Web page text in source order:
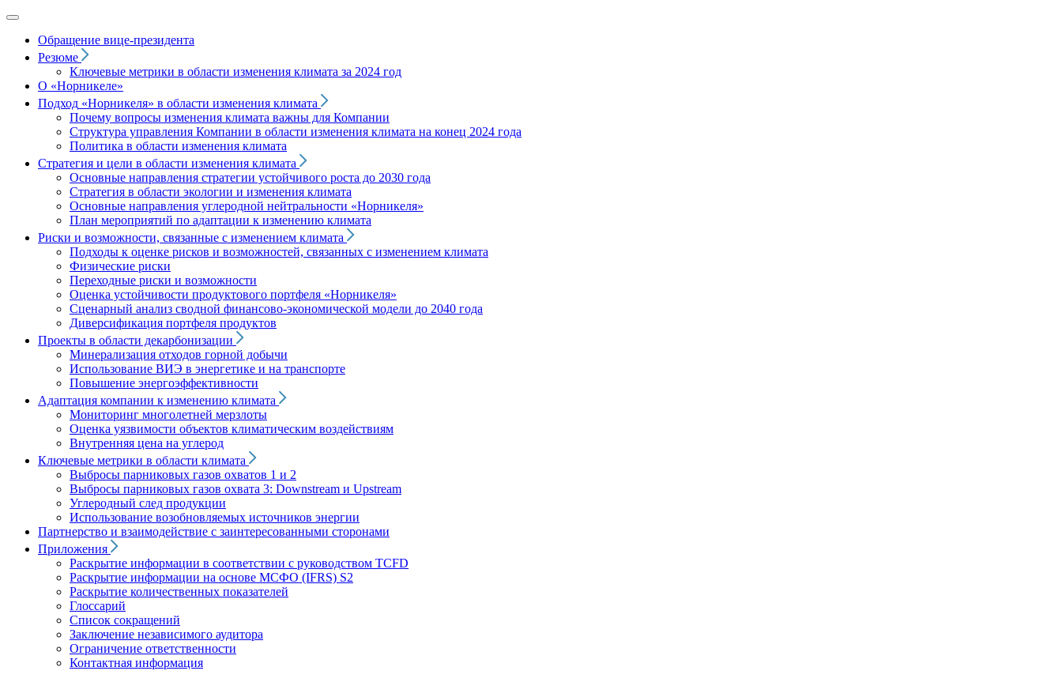
Обращение вице‑президента
Резюме
Ключевые метрики в области изменения климата за 2024 год
О «Норникеле»
Подход «Норникеля» в области изменения климата
Почему вопросы изменения климата важны для Компании
Структура управления Компании в области изменения климата на конец 2024 года
Политика в области изменения климата
Стратегия и цели в области изменения климата
Основные направления стратегии устойчивого роста до 2030 года
Стратегия в области экологии и изменения климата
Основные направления углеродной нейтральности «Норникеля»
План мероприятий по адаптации к изменению климата
Риски и возможности, связанные с изменением климата
Подходы к оценке рисков и возможностей, связанных с изменением климата
Физические риски
Переходные риски и возможности
Оценка устойчивости продуктового портфеля «Норникеля»
Сценарный анализ сводной финансово-экономической модели до 2040 года
Диверсификация портфеля продуктов
Проекты в области декарбонизации
Минерализация отходов горной добычи
Использование ВИЭ в энергетике и на транспорте
Повышение энергоэффективности
Адаптация компании к изменению климата
Мониторинг многолетней мерзлоты
Оценка уязвимости объектов климатическим воздействиям
Внутренняя цена на углерод
Ключевые метрики в области климата
Выбросы парниковых газов охватов 1 и 2
Выбросы парниковых газов охвата 3: Downstream и Upstream
Углеродный след продукции
Использование возобновляемых источников энергии
Партнерство и взаимодействие с заинтересованными сторонами
Приложения
Раскрытие информации в соответствии с руководством TCFD
Раскрытие информации на основе МСФО (IFRS) S2
Раскрытие количественных показателей
Глоссарий
Список сокращений
Заключение независимого аудитора
Ограничение ответственности
Контактная информация